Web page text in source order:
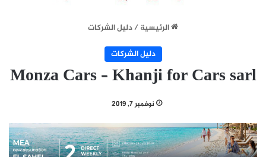
الرئيسية/دليل الشركات
دليل الشركات
Monza Cars – Khanji for Cars sarl
نوفمبر 7, 2019